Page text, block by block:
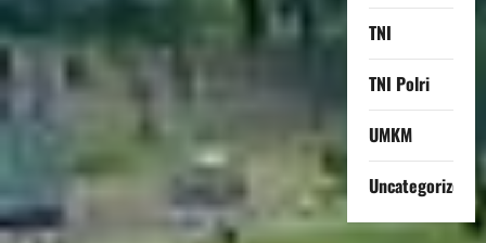
TNI
TNI Polri
UMKM
Uncategorized